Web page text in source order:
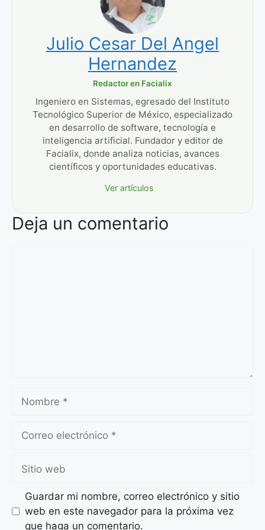
Julio Cesar Del Angel
Hernandez
Redactor en Facialix
Ingeniero en Sistemas, egresado del Instituto
Tecnológico Superior de México, especializado
en desarrollo de software, tecnología e
inteligencia artificial. Fundador y editor de
Facialix, donde analiza noticias, avances
científicos y oportunidades educativas.
Ver artículos
Deja un comentario
Nombre
Correo
Sitio
web
Guardar mi nombre, correo electrónico y sitio
web en este navegador para la próxima vez
que haga un comentario.